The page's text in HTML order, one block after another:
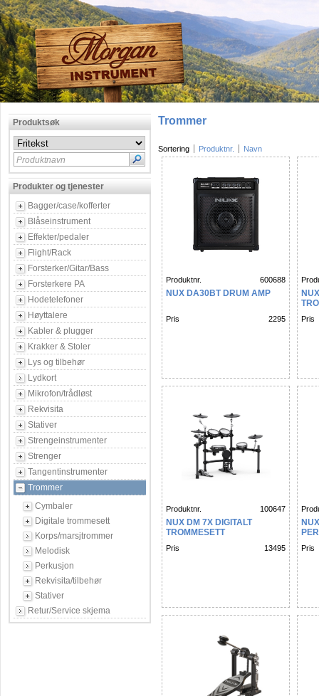
Produktsøk
Produktnavn
Produkter og tjenester
Bagger/case/kofferter
Blåseinstrument
Effekter/pedaler
Flight/Rack
Forsterker/Gitar/Bass
Forsterkere PA
Hodetelefoner
Høyttalere
Kabler & plugger
Krakker & Stoler
Lys og tilbehør
Lydkort
Mikrofon/trådløst
Rekvisita
Stativer
Strengeinstrumenter
Strenger
Tangentinstrumenter
Trommer
Cymbaler
Digitale trommesett
Korps/marsjtrommer
Melodisk
Perkusjon
Rekvisita/tilbehør
Stativer
Retur/Service skjema
Trommer
Sortering Produktnr. Navn
Produktnr. 600688
NUX DA30BT DRUM AMP
Pris 2295 Pris
Produktnr. 100647
NUX DM 7X DIGITALT
TROMMESETT
Pris 13495 Pris